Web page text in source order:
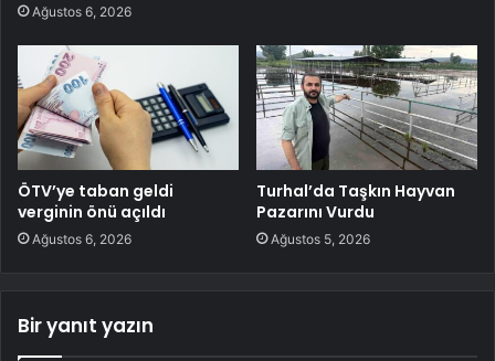
Ağustos 6, 2026
ÖTV’ye taban geldi
verginin önü açıldı
Ağustos 6, 2026
Turhal’da Taşkın Hayvan
Pazarını Vurdu
Ağustos 5, 2026
Bir yanıt yazın